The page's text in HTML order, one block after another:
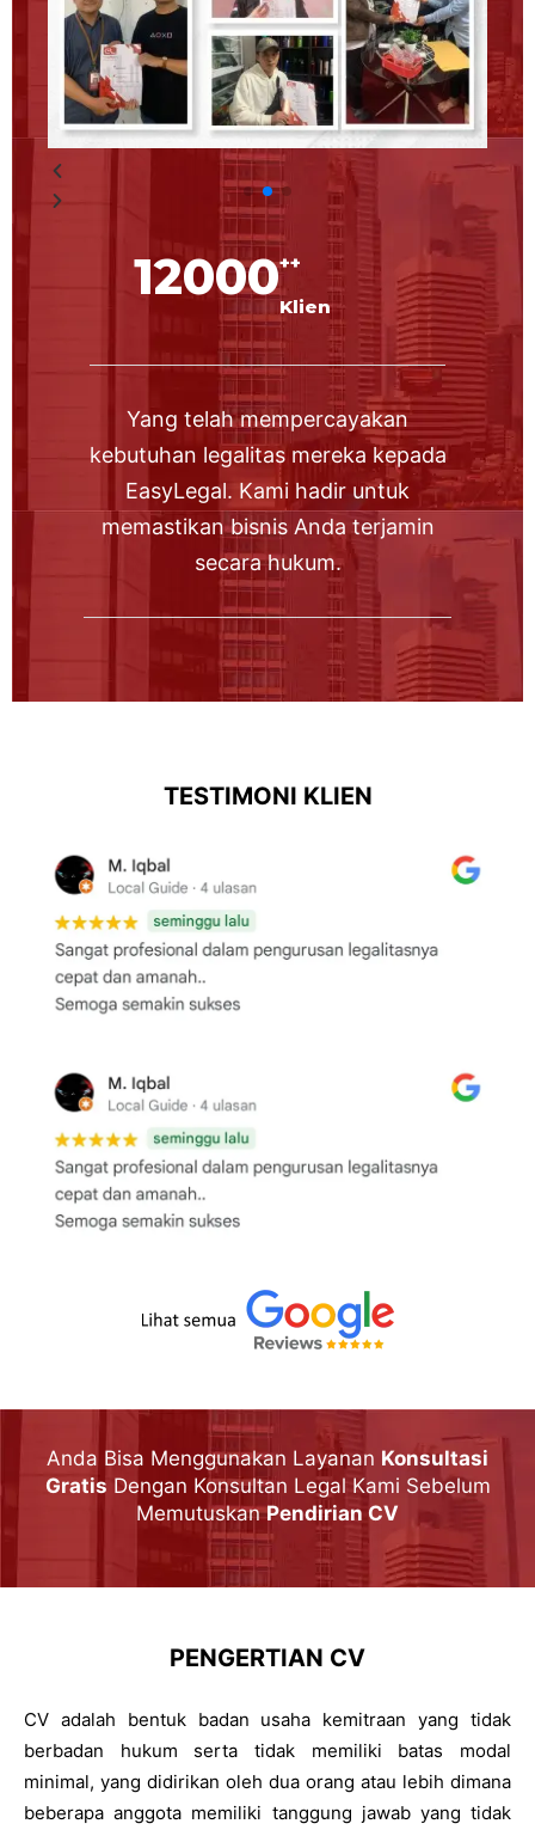
++
Klien
12000
Yang telah mempercayakan
kebutuhan legalitas mereka kepada
EasyLegal. Kami hadir untuk
memastikan bisnis Anda terjamin
secara hukum.
TESTIMONI KLIEN
Anda Bisa Menggunakan Layanan Konsultasi
Gratis Dengan Konsultan Legal Kami Sebelum
MemutuskanPendirian CV
PENGERTIAN CV
CV adalah bentuk badan usaha kemitraan yang tidak
berbadan hukum serta tidak memiliki batas modal
minimal, yang didirikan oleh dua orang atau lebih dimana
beberapa anggota memiliki tanggung jawab yang tidak